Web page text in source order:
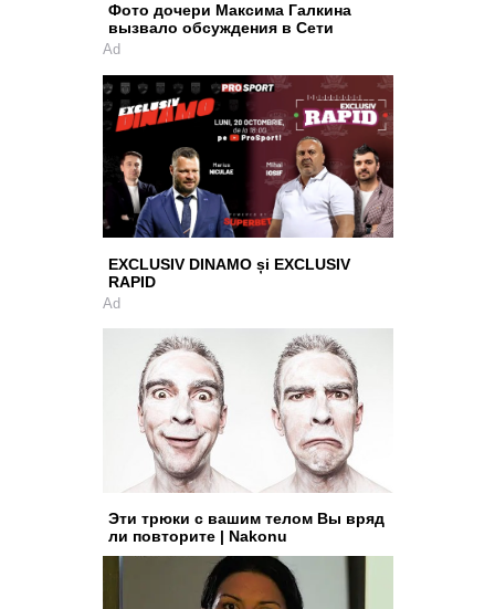
Фото дочери Максима Галкина
вызвало обсуждения в Сети
Ad
EXCLUSIV DINAMO și EXCLUSIV
RAPID
Ad
Эти трюки с вашим телом Вы вряд
ли повторите | Nakonu